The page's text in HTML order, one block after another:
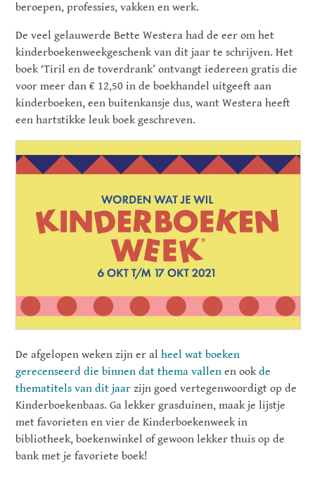
beroepen, professies, vakken en werk.
De veel gelauwerde Bette Westera had de eer om het
kinderboekenweekgeschenk van dit jaar te schrijven. Het
boek ‘Tiril en de toverdrank’ ontvangt iedereen gratis die
voor meer dan € 12,50 in de boekhandel uitgeeft aan
kinderboeken, een buitenkansje dus, want Westera heeft
een hartstikke leuk boek geschreven.
De afgelopen weken zijn er alheel wat boeken
gerecenseerd die binnen dat thema vallen en ookde
thematitels van dit jaar zijn goed vertegenwoordigt op de
Kinderboekenbaas. Ga lekker grasduinen, maak je lijstje
met favorieten en vier de Kinderboekenweek in
bibliotheek, boekenwinkel of gewoon lekker thuis op de
bank met je favoriete boek!